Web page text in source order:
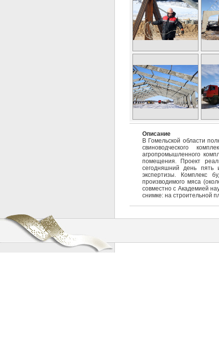
Описание
В Гомельской области
свиноводческого
агропромышленного
помещения. Проект
сегодняшний день
экспертизы. Комплекс
производимого мяса
совместно с Академией
снимке: на строительной